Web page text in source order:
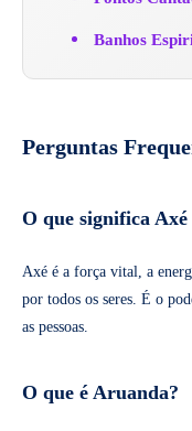
Banhos
Perguntas
O que significa
Axé é a força vital, a
por todos os seres. É o
as pessoas.
O que é Aruanda?